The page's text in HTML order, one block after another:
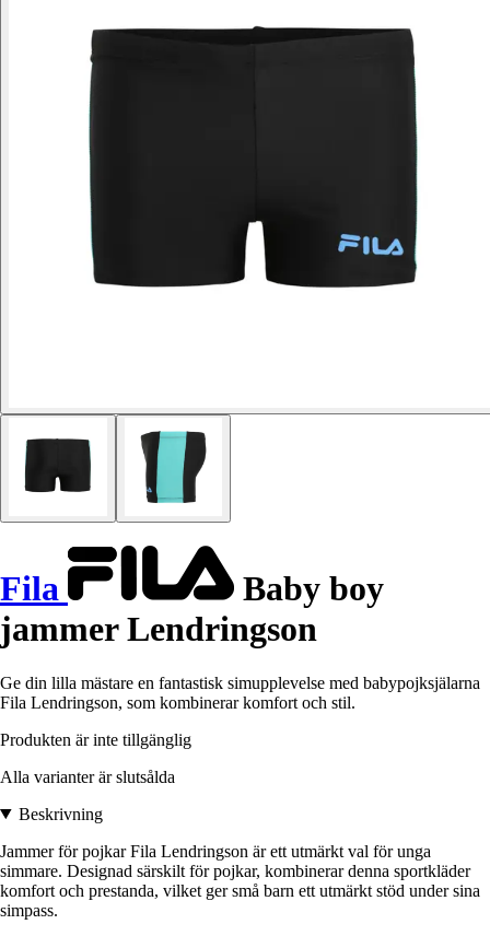
Fila
Baby boy
jammer Lendringson
Ge din lilla mästare en fantastisk simupplevelse med babypojksjälarna
Fila Lendringson, som kombinerar komfort och stil.
Produkten är inte tillgänglig
Alla varianter är slutsålda
Beskrivning
Jammer för pojkar Fila Lendringson är ett utmärkt val för unga
simmare. Designad särskilt för pojkar, kombinerar denna sportkläder
komfort och prestanda, vilket ger små barn ett utmärkt stöd under sina
simpass.